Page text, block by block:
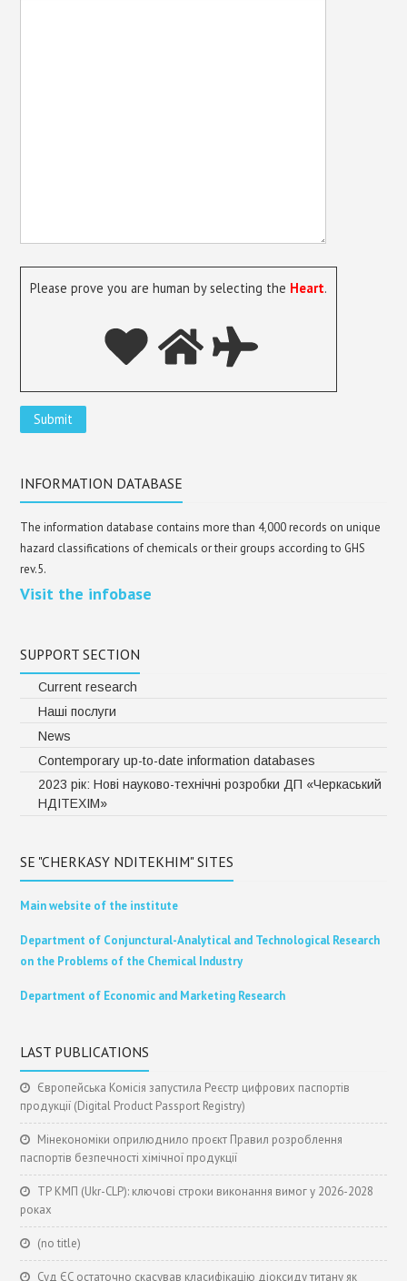
Please prove you are human by selecting the Heart.
INFORMATION DATABASE
The information database contains more than 4,000 records on unique
hazard classifications of chemicals or their groups according to GHS
rev.5.
Visit the infobase
SUPPORT SECTION
Current research
Наші послуги
News
Contemporary up-to-date information databases
2023 рік: Нові науково-технічні розробки ДП «Черкаський
НДІТЕХІМ»
SE "CHERKASY NDITEKHIM" SITES
Main website of the institute
Department of Conjunctural-Analytical and Technological Research
on the Problems of the Chemical Industry
Department of Economic and Marketing Research
LAST PUBLICATIONS
Європейська Комісія запустила Реєстр цифрових паспортів
продукції (Digital Product Passport Registry)
Мінекономіки оприлюднило проєкт Правил розроблення
паспортів безпечності хімічної продукції
ТР КМП (Ukr-CLP): ключові строки виконання вимог у 2026-2028
роках
(no title)
Суд ЄС остаточно скасував класифікацію діоксиду титану як